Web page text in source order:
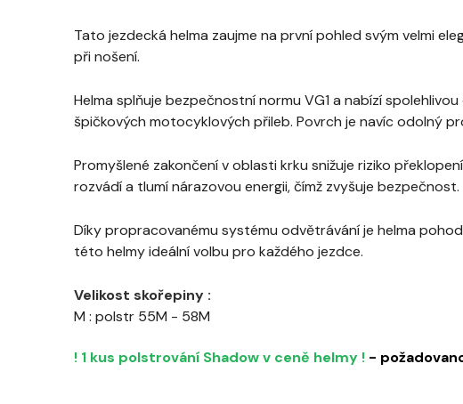
Tato jezdecká helma zaujme na první pohled svým velmi
při nošení.
Helma splňuje bezpečnostní normu VG1 a nabízí
špičkových motocyklových přileb. Povrch je navíc odolný
Promyšlené zakončení v oblasti krku snižuje riziko
rozvádí a tlumí nárazovou energii, čímž zvyšuje bezpečnost.
Díky propracovanému systému odvětrávání je helma
této helmy ideální volbu pro každého jezdce.
Velikost skořepiny :
M : polstr 55M - 58M
! 1 kus polstrování Shadow v ceně helmy ! -